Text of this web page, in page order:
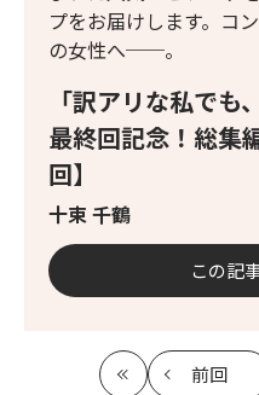
「訳アリな私でも
最終回記念！総集
回】
十束 千鶴
プをお届けします。コ
の女性へ──。
この記
最
前回